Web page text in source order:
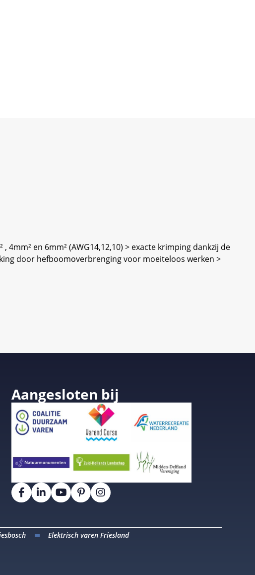
en 6mm² (AWG14,12,10) > exacte krimping dankzij de
door hefboomoverbrenging voor moeiteloos werken >
Aangesloten bij
Elektrisch varen Friesland